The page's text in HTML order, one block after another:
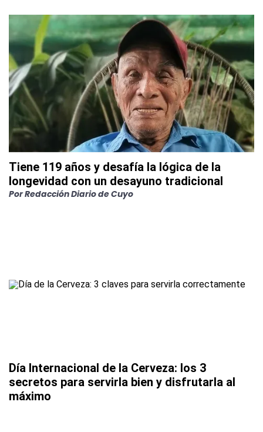
Tiene 119 años y desafía la lógica de la
longevidad con un desayuno tradicional
PorRedacción Diario de Cuyo
Día Internacional de la Cerveza: los 3
secretos para servirla bien y disfrutarla al
máximo